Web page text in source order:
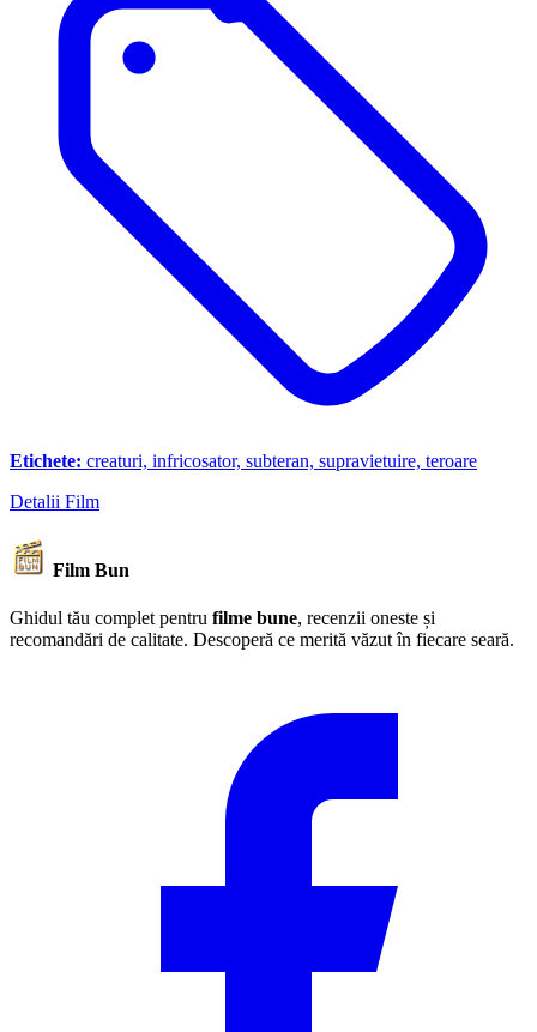
Etichete: creaturi, infricosator, subteran, supravietuire, teroare
Detalii Film
Film Bun
Ghidul tău complet pentru filme bune, recenzii oneste și
recomandări de calitate. Descoperă ce merită văzut în fiecare seară.